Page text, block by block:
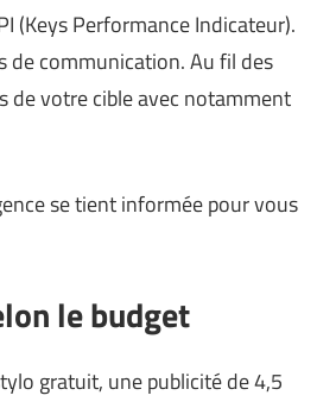
(Keys Performance Indicateur).
de communication. Au fil des
de votre cible avec notamment
se tient informée pour vous
le budget
gratuit, une publicité de 4,5